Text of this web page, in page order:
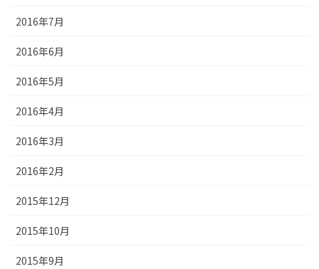
2016年7月
2016年6月
2016年5月
2016年4月
2016年3月
2016年2月
2015年12月
2015年10月
2015年9月